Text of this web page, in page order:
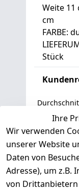
Weite 11
cm
FARBE:
Stück
Basierend
5
Ihre
Wir verwenden
unserer Website
Daten von
Adresse), um z.B.
von